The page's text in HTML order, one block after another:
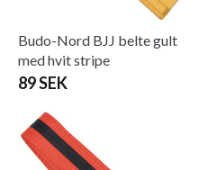
Budo-Nord BJJ belte gult
med hvit stripe
89 SEK